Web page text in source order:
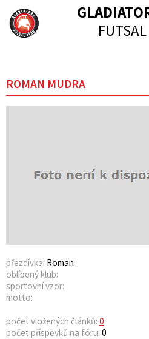
ROMAN MUDRA
přezdívka: Roman
oblíbený klub:
sportovní vzor:
motto:
počet vložených článků: 0
počet příspěvků na fóru: 0